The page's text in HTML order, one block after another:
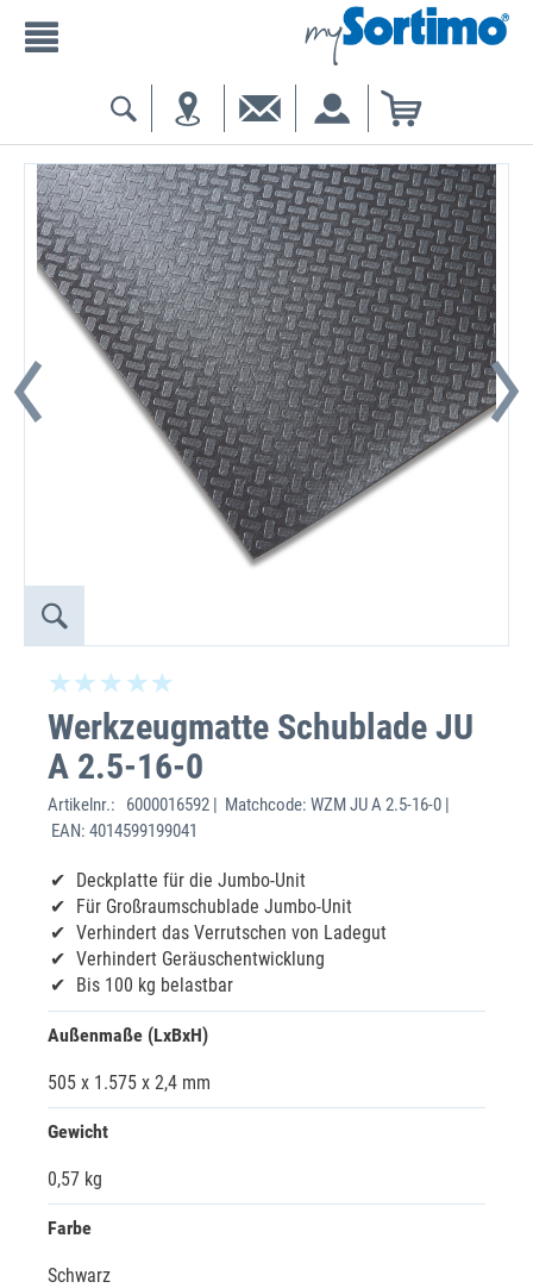
Werkzeugmatte Schublade JU
A 2.5-16-0
Artikelnr.:
6000016592 | Matchcode: WZM JU A 2.5-16-0 |
EAN: 4014599199041
Deckplatte für die Jumbo-Unit
Für Großraumschublade Jumbo-Unit
Verhindert das Verrutschen von Ladegut
Verhindert Geräuschentwicklung
Bis 100 kg belastbar
Außenmaße (LxBxH)
505 x 1.575 x 2,4 mm
Gewicht
0,57 kg
Farbe
Schwarz